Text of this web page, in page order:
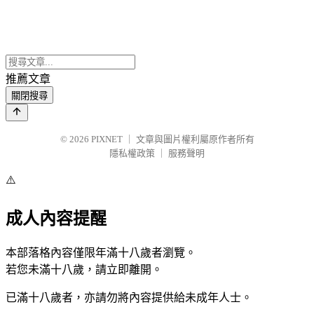
推薦文章
關閉搜尋
© 2026 PIXNET
文章與圖片權利屬原作者所有
隱私權政策
服務聲明
⚠️
成人內容提醒
本部落格內容僅限年滿十八歲者瀏覽。
若您未滿十八歲，請立即離開。
已滿十八歲者，亦請勿將內容提供給未成年人士。